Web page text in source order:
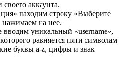
аккаунта.
находим строку «Выберите
нажимаем на нее.
уникальный «username»,
равняется пяти символам
буквы a-z, цифры и знак